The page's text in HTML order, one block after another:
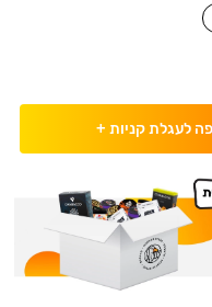
לעגלת קניות +